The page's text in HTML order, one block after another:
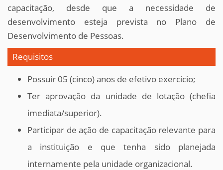
capacitação, desde que a necessidade de
desenvolvimento esteja prevista no Plano de
Desenvolvimento de Pessoas.
Requisitos
Possuir 05 (cinco) anos de efetivo exercício;
Ter aprovação da unidade de lotação (chefia
imediata/superior).
Participar de ação de capacitação relevante para
a instituição e que tenha sido planejada
internamente pela unidade organizacional.